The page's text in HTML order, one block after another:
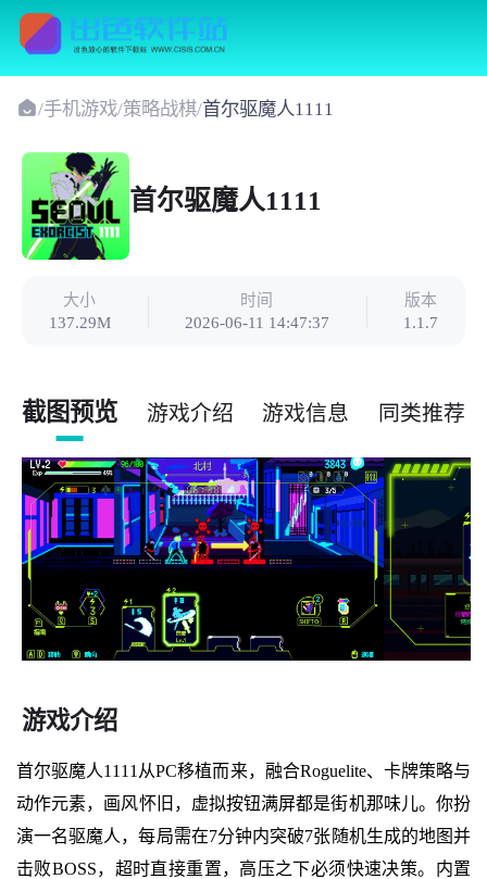
/手机游戏/策略战棋/首尔驱魔人1111
首尔驱魔人1111
大小
137.29M
时间
2026-06-11 14:47:37
版本
1.1.7
截图预览 游戏介绍 游戏信息 同类推荐
游戏介绍
首尔驱魔人1111从PC移植而来，融合Roguelite、卡牌策略与
动作元素，画风怀旧，虚拟按钮满屏都是街机那味儿。你扮
演一名驱魔人，每局需在7分钟内突破7张随机生成的地图并
击败BOSS，超时直接重置，高压之下必须快速决策。内置